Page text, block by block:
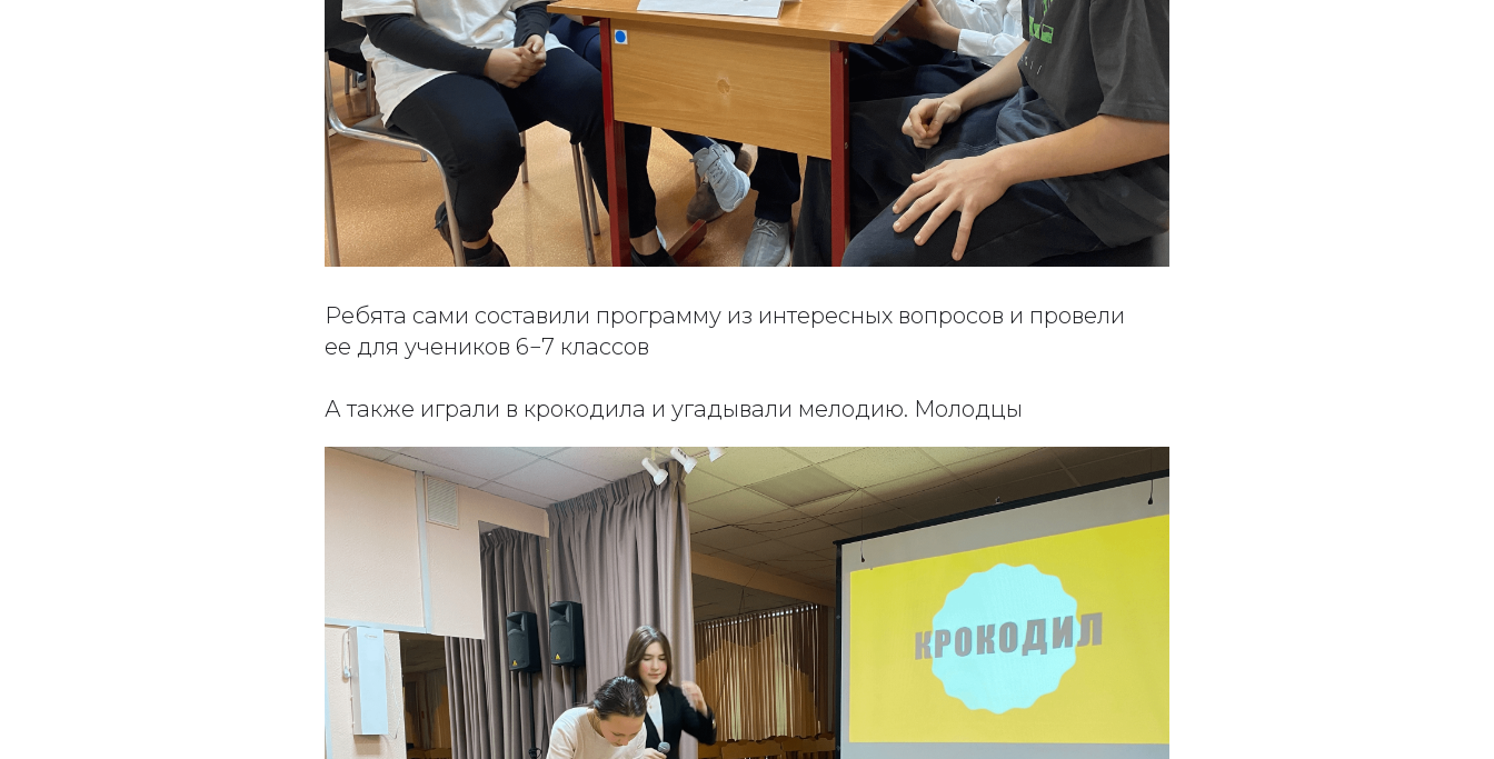
Ребята сами составили программу из интересных вопросов и провели
ее для учеников 6−7 классов
А также играли в крокодила и угадывали мелодию. Молодцы